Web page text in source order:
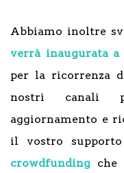
Abbiamo inoltre
verrà inaugurata
per la ricorrenza
nostri canali
aggiornamento e
il vostro supporto
crowdfunding che